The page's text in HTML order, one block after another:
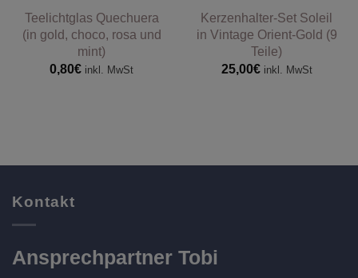
Teelichtglas Quechuera
(in gold, choco, rosa und
mint)
0,80€ inkl. MwSt
Kerzenhalter-Set Soleil
in Vintage Orient-Gold (9
Teile)
25,00€ inkl. MwSt
Kontakt
Ansprechpartner Tobi